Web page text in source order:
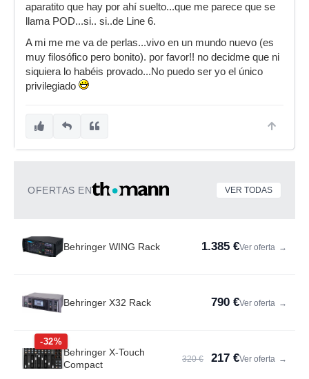
aparatito que hay por ahí suelto...que me parece que se
llama POD...si.. si..de Line 6.
A mi me me va de perlas...vivo en un mundo nuevo (es
muy filosófico pero bonito). por favor!! no decidme que ni
siquiera lo habéis provado...No puedo ser yo el único
privilegiado
OFERTAS EN VER TODAS
Behringer WING Rack 1.385 €Ver oferta →
Behringer X32 Rack 790 €Ver oferta →
-32%
Behringer X-Touch
Compact
320 € 217 €Ver oferta →